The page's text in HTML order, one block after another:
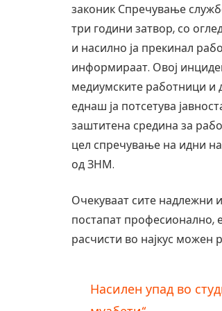
законик Спречување
три години затвор, со
и насилно ја прекинал
информираат. Овој
медиумските работници и
еднаш ја потсетува
заштитена средина за
цел спречување на идни
од ЗНМ.
Очекуваат сите надлежни
постапат професионално,
расчисти во најкус можен
Насилен упад во